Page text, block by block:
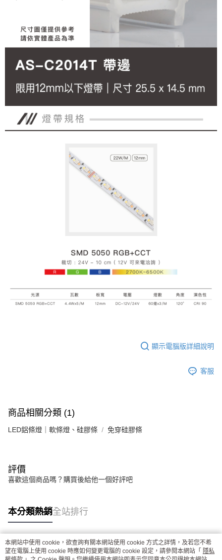
顯示電腦版詳細說明
客服
商品相關分類 (1)
LED鋁條燈｜軟條燈、硅膠條 免穿硅膠條
評價
喜歡這個商品嗎？購買後給他一個好評吧
本分類熱銷全站排行
熱門標籤
本網站中使用 cookie，欲查詢有關本網站使用 cookie 方式之詳情，及若您不希
望在電腦上使用 cookie 時應如何變更電腦的 cookie 設定，請參閱本網站「 隱私